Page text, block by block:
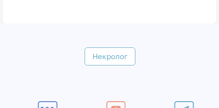
Некролог